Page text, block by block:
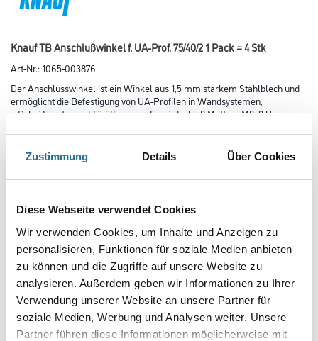
Zustimmung Details Über Cookies
Diese Webseite verwendet Cookies
Wir verwenden Cookies, um Inhalte und Anzeigen zu
personalisieren, Funktionen für soziale Medien anbieten
zu können und die Zugriffe auf unsere Website zu
analysieren. Außerdem geben wir Informationen zu Ihrer
Verwendung unserer Website an unsere Partner für
soziale Medien, Werbung und Analysen weiter. Unsere
Partner führen diese Informationen möglicherweise mit
Knauf TB Anschlußwinkel f. UA-Prof. 75/40/2 1 Pack = 4 Stk
Art-Nr.:1065-003876
Der Anschlusswinkel ist ein Winkel aus 1,5 mm starkem Stahlblech und
ermöglicht die Befestigung von UA-Profilen in Wandsystemen,
z.B. bei Fenster und Türöffnungen. Er wird inkl. 8 Muttern M8, 8 U-
(UA-75 und UA-100) und 8 Schlossschrauben M 8/25 mm geliefert.
Gebinde